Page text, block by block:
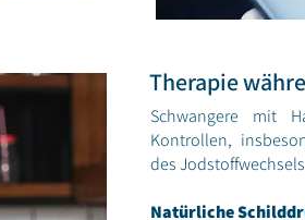
Therapie
Schwangere mit
Kontrollen,
des
Natürliche